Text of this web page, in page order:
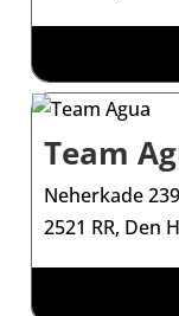
Team
Neherkade
2521 RR, Den